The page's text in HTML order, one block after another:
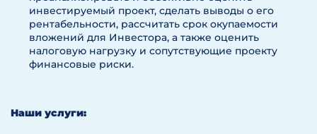
инвестируемый проект, сделать выводы о его
рентабельности, рассчитать срок окупаемости
вложений для Инвестора, а также оценить
налоговую нагрузку и сопутствующие проекту
финансовые риски.
Наши услуги: